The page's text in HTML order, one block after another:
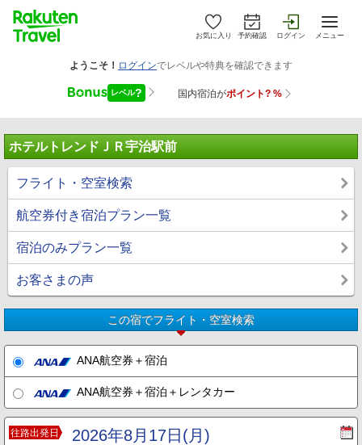
お気に入り 予約確認 ログイン メニュー
ホテルトレンドＪＲ宇治駅前
フライト・空室検索
航空券付き宿泊プラン一覧
宿泊のみプラン一覧
お客さまの声
この宿でフライト・空室検索
ANA航空券＋宿泊
ANA航空券＋宿泊＋レンタカー
往路出発日 2026年8月17日(月)